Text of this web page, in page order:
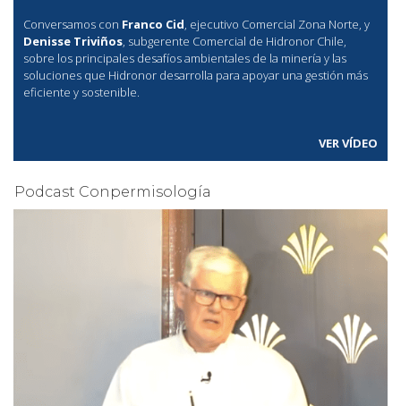
Conversamos con Franco Cid, ejecutivo Comercial Zona Norte, y
Denisse Triviños, subgerente Comercial de Hidronor Chile,
sobre los principales desafíos ambientales de la minería y las
soluciones que Hidronor desarrolla para apoyar una gestión más
eficiente y sostenible.
VER VÍDEO
Podcast Conpermisología